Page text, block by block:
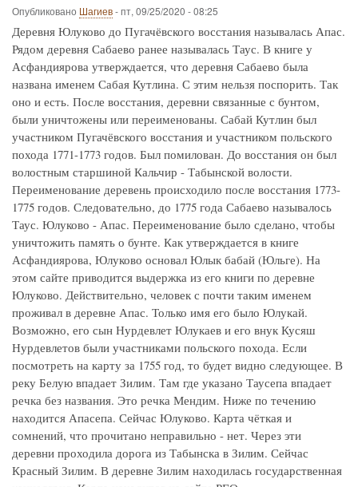
Опубликовано Шагиев-пт, 09/25/2020 - 08:25
Деревня Юлуково до Пугачёвского восстания называлась Апас.
Рядом деревня Сабаево ранее называлась Таус. В книге у
Асфандиярова утверждается, что деревня Сабаево была
названа именем Сабая Кутлина. С этим нельзя поспорить. Так
оно и есть. После восстания, деревни связанные с бунтом,
были уничтожены или переименованы. Сабай Кутлин был
участником Пугачёвского восстания и участником польского
похода 1771-1773 годов. Был помилован. До восстания он был
волостным старшиной Кальчир - Табынской волости.
Переименование деревень происходило после восстания 1773-
1775 годов. Следовательно, до 1775 года Сабаево называлось
Таус. Юлуково - Апас. Переименование было сделано, чтобы
уничтожить память о бунте. Как утверждается в книге
Асфандиярова, Юлуково основал Юлык бабай (Юльге). На
этом сайте приводится выдержка из его книги по деревне
Юлуково. Действительно, человек с почти таким именем
проживал в деревне Апас. Только имя его было Юлукай.
Возможно, его сын Нурдевлет Юлукаев и его внук Кусяш
Нурдевлетов были участниками польского похода. Если
посмотреть на карту за 1755 год, то будет видно следующее. В
реку Белую впадает Зилим. Там где указано Таусепа впадает
речка без названия. Это речка Мендим. Ниже по течению
находится Апасепа. Сейчас Юлуково. Карта чёткая и
сомнений, что прочитано неправильно - нет. Через эти
деревни проходила дорога из Табынска в Зилим. Сейчас
Красный Зилим. В деревне Зилим находилась государственная